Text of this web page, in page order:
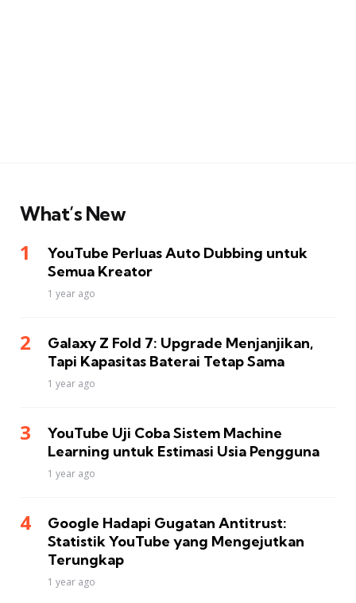
What’s New
YouTube Perluas Auto Dubbing untuk
Semua Kreator
1 year ago
Galaxy Z Fold 7: Upgrade Menjanjikan,
Tapi Kapasitas Baterai Tetap Sama
1 year ago
YouTube Uji Coba Sistem Machine
Learning untuk Estimasi Usia Pengguna
1 year ago
Google Hadapi Gugatan Antitrust:
Statistik YouTube yang Mengejutkan
Terungkap
1 year ago